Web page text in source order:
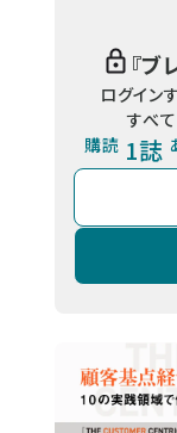
『ブ
ログイン
すべ
購読 1誌